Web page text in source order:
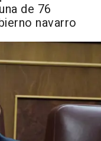
de 76
navarro